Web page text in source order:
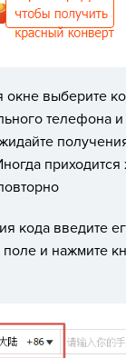
выберите
телефона
приходится
кода введите
поле и нажмите